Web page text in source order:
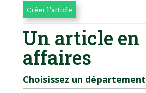
Un article en
affaires
Choisissez un département